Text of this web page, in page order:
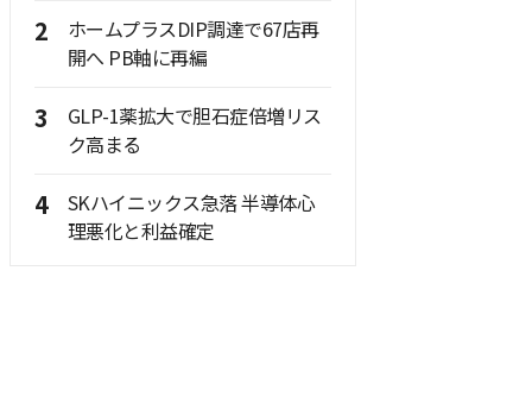
2
ホームプラスDIP調達で67店再
開へ PB軸に再編
3
GLP-1薬拡大で胆石症倍増リス
ク高まる
4
SKハイニックス急落 半導体心
理悪化と利益確定